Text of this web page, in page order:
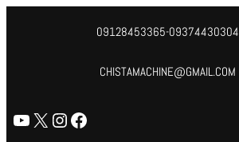
09128453365-09374430304
CHISTAMACHINE@GMAIL.COM